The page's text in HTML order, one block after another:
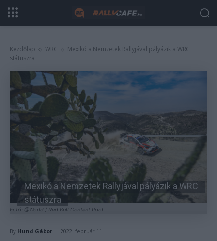
Kezdőlap WRC
Mexikó a Nemzetek Rallyjával pályázik a WRC
státuszra
Fotó: @World / Red Bull Content Pool
Mexikó a Nemzetek Rallyjával pályázik a WRC
státuszra
By Hund Gábor - 2022. február 11.